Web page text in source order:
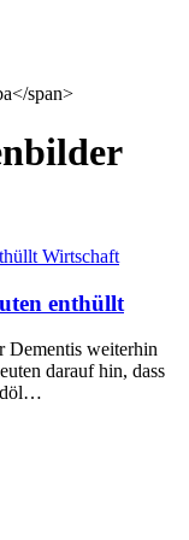
span>
Wirtschaft
enthüllt
Dementis weiterhin
darauf hin, dass